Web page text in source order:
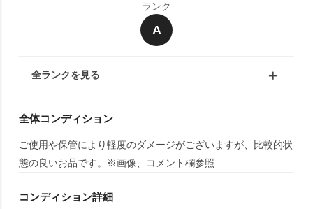
ランク
A
全ランクを見る
全体コンディション
ご使用や保管により軽度のダメージがございますが、比較的状
態の良いお品です。※画像、コメント欄参照
コンディション詳細